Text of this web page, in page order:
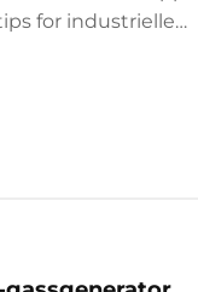
for industrielle
nå.